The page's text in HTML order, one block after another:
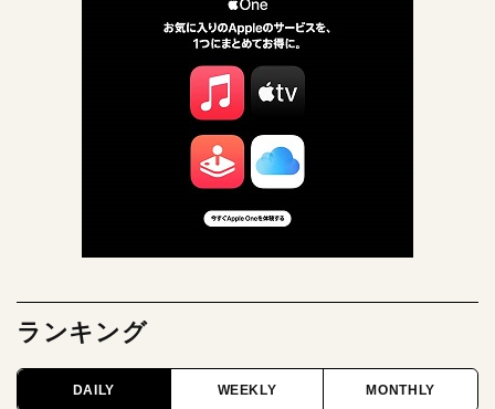
ランキング
DAILY WEEKLY MONTHLY